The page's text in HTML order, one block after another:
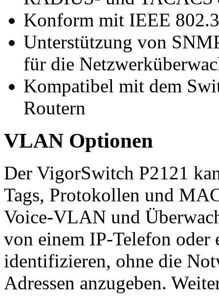
Konform mit IEEE
Unterstützung von
für die
Kompatibel mit dem
Routern
VLAN Optionen
Der VigorSwitch P2121
Tags, Protokollen und
Voice-VLAN und
von einem IP-Telefon oder
identifizieren, ohne die
Adressen anzugeben.